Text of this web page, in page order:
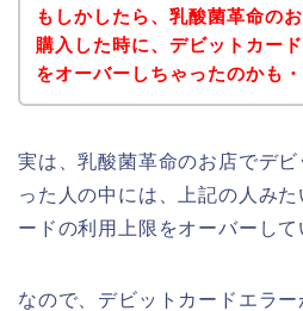
もしかしたら、乳酸菌革命の
購入した時に、デビットカー
をオーバーしちゃったのかも・
実は、乳酸菌革命のお店でデ
った人の中には、上記の人み
ードの利用上限をオーバーして
なので、デビットカードエラ